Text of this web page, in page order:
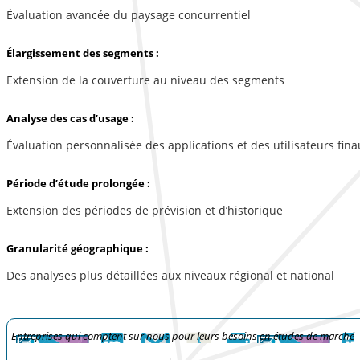
Évaluation avancée du paysage concurrentiel
Élargissement des segments :
Extension de la couverture au niveau des segments
Analyse des cas d’usage :
Évaluation personnalisée des applications et des utilisateurs
Période d’étude prolongée :
Extension des périodes de prévision et d’historique
Granularité géographique :
Des analyses plus détaillées aux niveaux régional et national
Entreprises qui comptent sur nous pour leurs besoins en études de marché